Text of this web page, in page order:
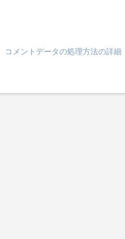
コメントデータの処理方法の詳細